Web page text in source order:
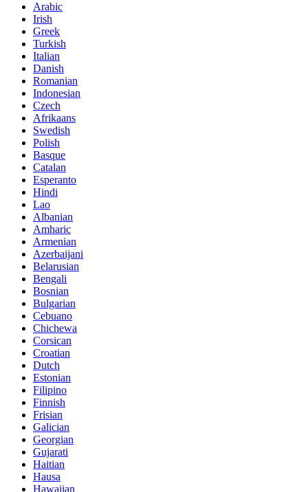
Arabic
Irish
Greek
Turkish
Italian
Danish
Romanian
Indonesian
Czech
Afrikaans
Swedish
Polish
Basque
Catalan
Esperanto
Hindi
Lao
Albanian
Amharic
Armenian
Azerbaijani
Belarusian
Bengali
Bosnian
Bulgarian
Cebuano
Chichewa
Corsican
Croatian
Dutch
Estonian
Filipino
Finnish
Frisian
Galician
Georgian
Gujarati
Haitian
Hausa
Hawaiian